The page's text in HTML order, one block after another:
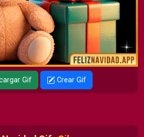
Gif Crear Gif